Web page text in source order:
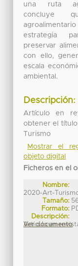
una ruta
concluye
estrategia
preservar
con ello,
escala
ambiental.
Descripción:
Artículo en
obtener el
Turismo
Mostrar el
objeto digital
Ficheros en el
Nombre:
2020-Art-
Tamaño:
Formato:
Descripción:
Artículo en
Ver documento